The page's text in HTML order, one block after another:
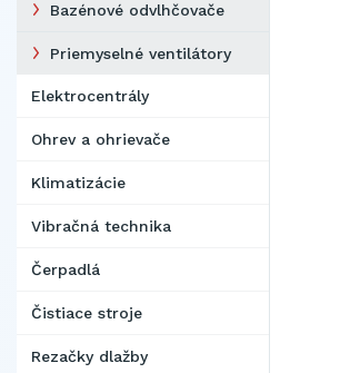
Bazénové odvlhčovače
Priemyselné ventilátory
Elektrocentrály
Ohrev a ohrievače
Klimatizácie
Vibračná technika
Čerpadlá
Čistiace stroje
Rezačky dlažby